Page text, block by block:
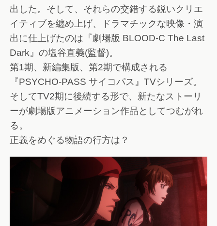
出した。そして、それらの交錯する鋭いクリエ
イティブを纏め上げ、ドラマチックな映像・演
出に仕上げたのは『劇場版 BLOOD-C The Last
Dark』の塩谷直義(監督)。
第1期、新編集版、第2期で構成される
『PSYCHO-PASS サイコパス』TVシリーズ。
そしてTV2期に後続する形で、新たなストーリ
ーが劇場版アニメーション作品としてつむがれ
る。
正義をめぐる物語の行方は？